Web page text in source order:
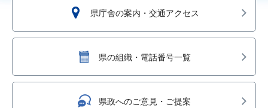
県庁舎の案内・交通アクセス
県の組織・電話番号一覧
県政へのご意見・ご提案